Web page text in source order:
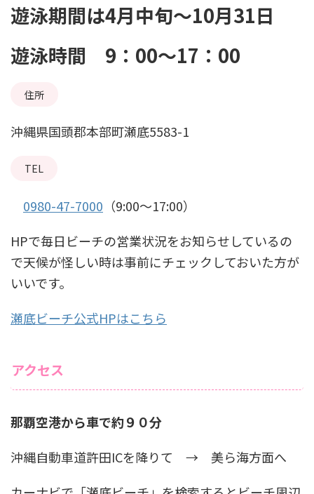
遊泳期間は4月中旬～10月31日
遊泳時間 9：00〜17：00
住所
沖縄県国頭郡本部町瀬底5583-1
TEL
0980-47-7000 （9:00～17:00）
HPで毎日ビーチの営業状況をお知らせしているの
で天候が怪しい時は事前にチェックしておいた方が
いいです。
瀬底ビーチ公式HPはこちら
アクセス
那覇空港から車で約９０分
沖縄自動車道許田ICを降りて → 美ら海方面へ